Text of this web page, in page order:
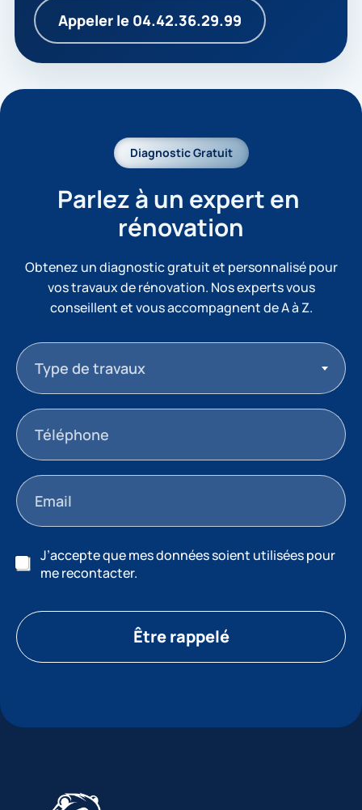
Appeler le 04.42.36.29.99
Diagnostic Gratuit
Parlez à un expert en
rénovation
Obtenez un diagnostic gratuit et personnalisé pour
vos travaux de rénovation. Nos experts vous
conseillent et vous accompagnent de A à Z.
Type de travaux
J’accepte que mes données soient utilisées pour
me recontacter.
Être rappelé